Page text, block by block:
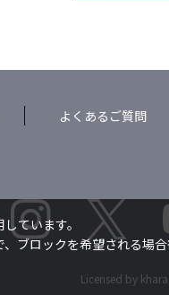
よくあるご質問
Licensed by
ています。
ブロックを希望される場合